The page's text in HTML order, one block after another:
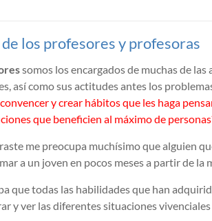
de los profesores y profesoras
somos los encargados de muchas de
así como sus actitudes antes los
y crear hábitos que les haga
que beneficien al máximo de
me preocupa muchísimo que alguien
a un joven en pocos meses a partir de
que todas las habilidades que han
y ver las diferentes situaciones